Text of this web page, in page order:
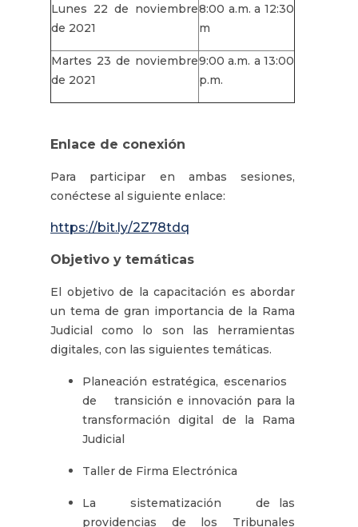
Lunes 22 de noviembre
de 2021
8:00 a.m. a 12:30
m
Martes 23 de noviembre
de 2021
9:00 a.m. a 13:00
p.m.
Enlace de conexión
Para participar en ambas sesiones,
conéctese al siguiente enlace:
https://bit.ly/2Z78tdq
Objetivo y temáticas
El objetivo de la capacitación es abordar
un tema de gran importancia de la Rama
Judicial como lo son las herramientas
digitales, con las siguientes temáticas.
Planeación estratégica, escenarios
de transición e innovación para la
transformación digital de la Rama
Judicial
Taller de Firma Electrónica
La sistematización de las
providencias de los Tribunales